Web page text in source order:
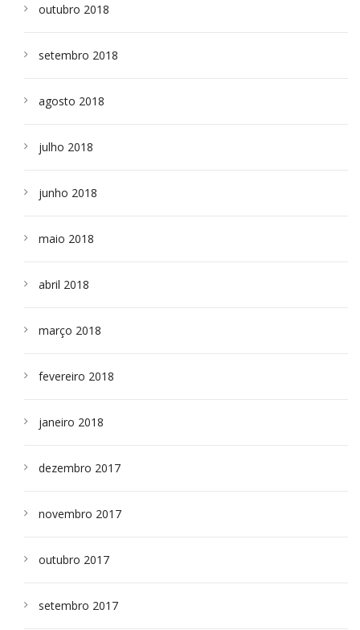
outubro 2018
setembro 2018
agosto 2018
julho 2018
junho 2018
maio 2018
abril 2018
março 2018
fevereiro 2018
janeiro 2018
dezembro 2017
novembro 2017
outubro 2017
setembro 2017